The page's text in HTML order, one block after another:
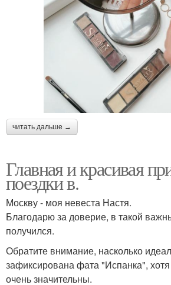
читать дальше →
Главная и красивая
поездки в.
Москву - моя невеста Настя.
Благодарю за доверие, в такой
получился.
Обратите внимание, насколько
зафиксирована фата "Испанка",
очень значительны.